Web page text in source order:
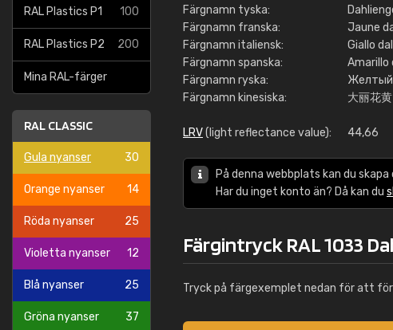
RAL Plastics P1 100
RAL Plastics P2 200
Mina RAL-färger
RAL CLASSIC
Gula nyanser 30
Orange nyanser 14
Röda nyanser 25
Violetta nyanser 12
Blå nyanser 25
Gröna nyanser 37
Färgnamn tyska:
Färgnamn franska:
Jaune
Färgnamn italiensk:
Giallo
Färgnamn spanska:
Amarillo
Färgnamn ryska:
Желтый
Färgnamn kinesiska:
大丽花黄
LRV(light reflectance value): 44,66
På denna webbplats kan du
Har du inget konto än? Då kan du
Färgintryck RAL 1033
Tryck på färgexemplet nedan för att